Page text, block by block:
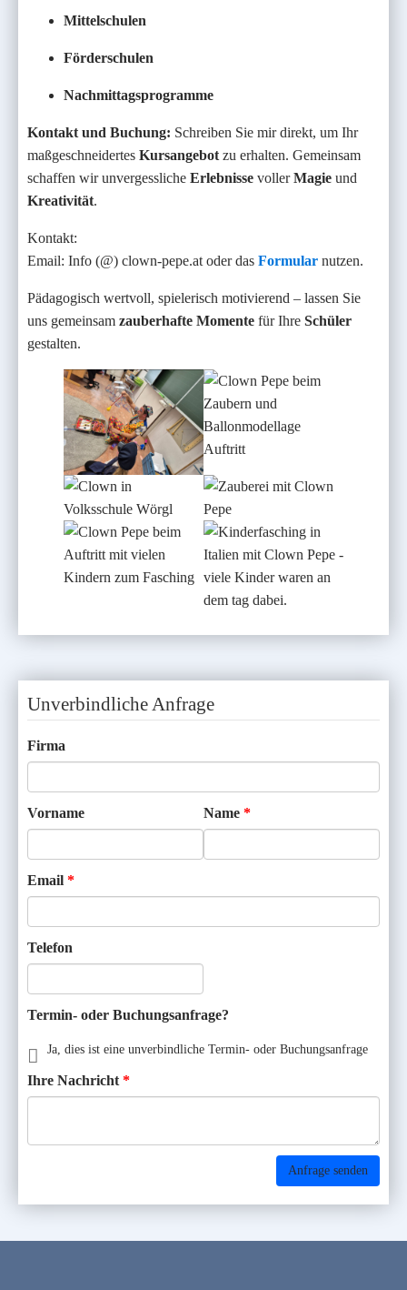
Mittelschulen
Förderschulen
Nachmittagsprogramme
Kontakt und Buchung: Schreiben Sie mir direkt, um Ihr
maßgeschneidertes Kursangebot zu erhalten. Gemeinsam
schaffen wir unvergessliche Erlebnisse vollerMagie und
Kreativität.
Kontakt:
Email: Info (@) clown-pepe.at oder das Formular nutzen.
Pädagogisch wertvoll, spielerisch motivierend – lassen Sie
uns gemeinsam zauberhafte Momente für Ihre Schüler
gestalten.
Unverbindliche Anfrage
Firma
Vorname Name
Email
Telefon
Termin- oder Buchungsanfrage?
Ja, dies ist eine unverbindliche Termin- oder Buchungsanfrage
Ihre Nachricht
Anfrage senden